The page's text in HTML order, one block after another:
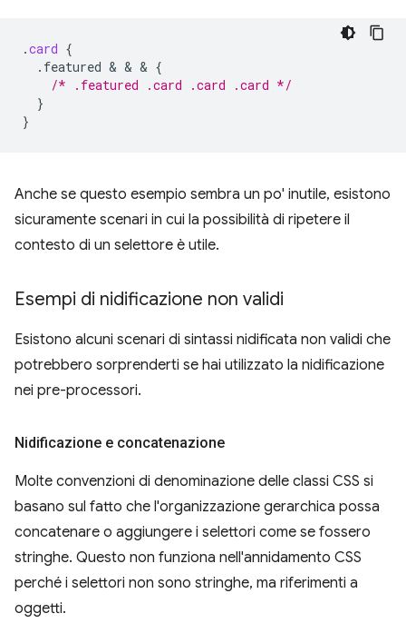
.card {
.featured & & & {
/* .featured .card .card .card */
}
}
Anche se questo esempio sembra un po' inutile, esistono
sicuramente scenari in cui la possibilità di ripetere il
contesto di un selettore è utile.
Esempi di nidificazione non validi
Esistono alcuni scenari di sintassi nidificata non validi che
potrebbero sorprenderti se hai utilizzato la nidificazione
nei pre-processori.
Nidificazione e concatenazione
Molte convenzioni di denominazione delle classi CSS si
basano sul fatto che l'organizzazione gerarchica possa
concatenare o aggiungere i selettori come se fossero
stringhe. Questo non funziona nell'annidamento CSS
perché i selettori non sono stringhe, ma riferimenti a
oggetti.